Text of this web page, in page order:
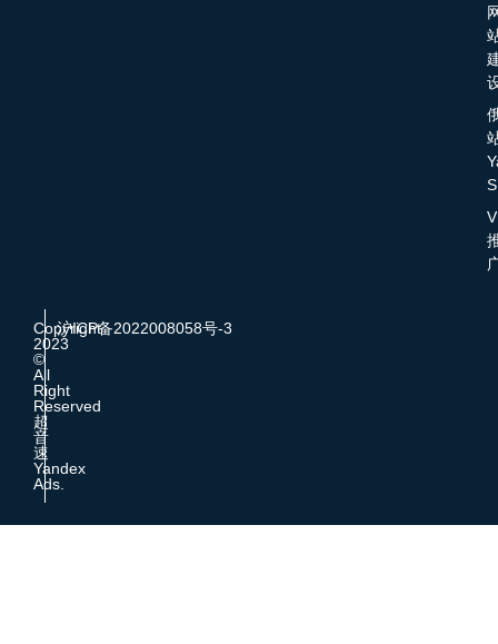
Copyright
2023
©
All
Right
Reserved
超
音
速
Yandex
Ads.
沪ICP备2022008058号-3